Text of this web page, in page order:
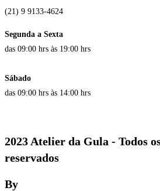
(21) 9 9133-4624
Segunda a Sexta
das 09:00 hrs às 19:00 hrs
Sábado
das 09:00 hrs às 14:00 hrs
2023 Atelier da Gula - Todos
reservados
By